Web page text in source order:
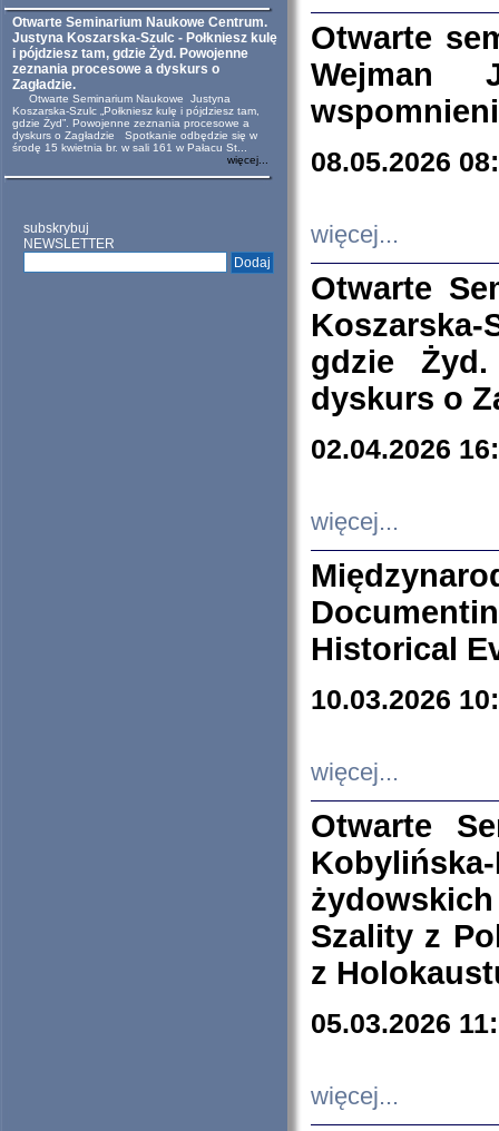
Otwarte Seminarium Naukowe Centrum.
Justyna Koszarska-Szulc - Połkniesz kulę
i pójdziesz tam, gdzie Żyd. Powojenne
zeznania procesowe a dyskurs o
Zagładzie.
Otwarte Seminarium Naukowe Justyna
Koszarska-Szulc „Połkniesz kulę i pójdziesz tam,
gdzie Żyd”. Powojenne zeznania procesowe a
dyskurs o Zagładzie Spotkanie odbędzie się w
środę 15 kwietnia br. w sali 161 w Pałacu St...
więcej...
subskrybuj
NEWSLETTER
Otwarte
Wejman
08.05.2026
więcej...
Otwarte
Koszarska-
gdzie
dyskurs o
02.04.2026
więcej...
Historical
10.03.2026
więcej...
Otwarte
Szality z
z
05.03.2026
więcej...